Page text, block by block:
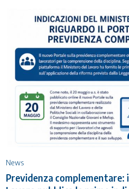
News
Previdenza complementare: